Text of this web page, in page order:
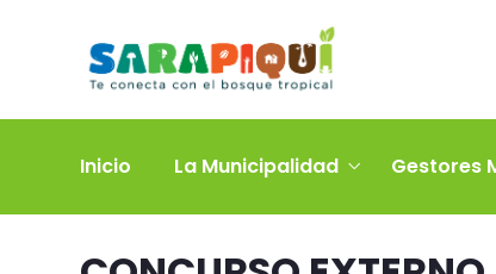
Inicio La Municipalidad Gestores